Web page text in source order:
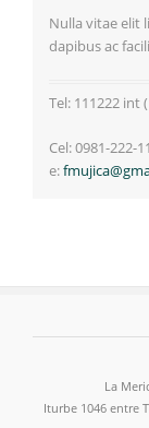
Nulla vitae elit
dapibus ac
Tel: 111222 int
Cel: 0981-222-
e:
La
Iturbe 1046 entre